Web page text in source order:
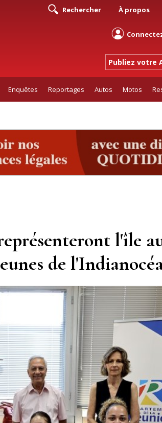
Rechercher À propos
Publiez votre
Enquêtes Reportages Autos Motos
l'île
de